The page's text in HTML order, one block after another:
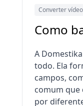
Converter
Como
A
todo. Ela
campos,
comum que
por